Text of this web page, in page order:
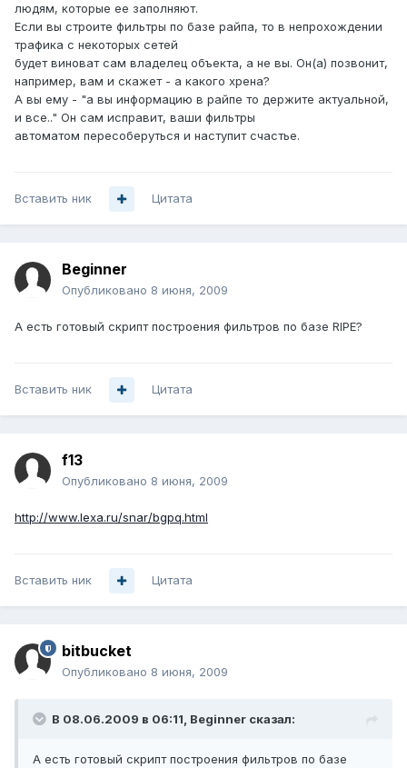
людям, которые ее заполняют.
Если вы строите фильтры по базе райпа, то в непрохождении
трафика с некоторых сетей
будет виноват сам владелец объекта, а не вы. Он(а) позвонит,
например, вам и скажет - а какого хрена?
А вы ему - "а вы информацию в райпе то держите актуальной,
и все.." Он сам исправит, ваши фильтры
автоматом пересоберуться и наступит счастье.
Вставить ник Цитата
Beginner
Опубликовано 8 июня, 2009
А есть готовый скрипт построения фильтров по базе RIPE?
Вставить ник Цитата
f13
Опубликовано 8 июня, 2009
http://www.lexa.ru/snar/bgpq.html
Вставить ник Цитата
bitbucket
Опубликовано 8 июня, 2009
В 08.06.2009 в 06:11, Beginner сказал:
А есть готовый скрипт построения фильтров по базе